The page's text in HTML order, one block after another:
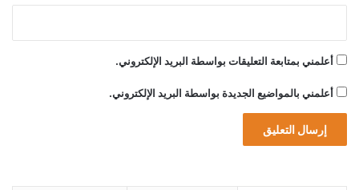
أعلمني بمتابعة التعليقات بواسطة البريد الإلكتروني.
أعلمني بالمواضيع الجديدة بواسطة البريد الإلكتروني.